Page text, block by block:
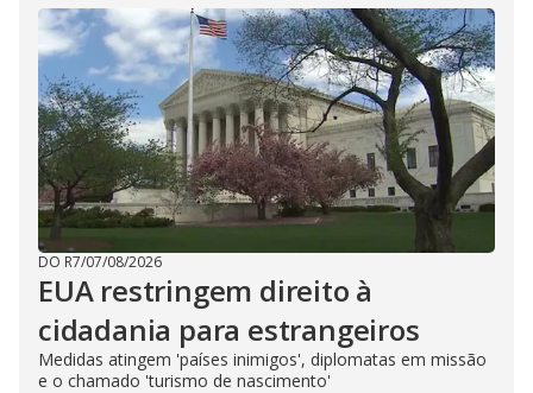
DO R7/07/08/2026
EUA restringem direito à
cidadania para estrangeiros
Medidas atingem 'países inimigos', diplomatas em missão
e o chamado 'turismo de nascimento'